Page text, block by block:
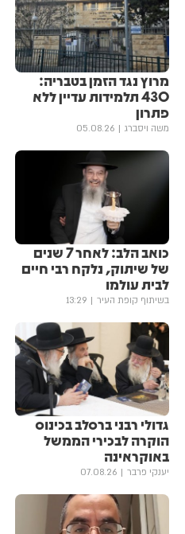
מרוץ נגד הזמן בטבריה:
430 תלמידות עדיין ללא
פתרון
משה ויסברג 05.08.26
כואב הלב: לאחר 7 שנים
של שיתוק, נלקח רבי חיים
לבית עולמו
בשיתוף קופת העיר 13:29
גדולי רבני ברסלב בכינוס
הוקרה לבכירי הממשל
באוקראינה
יענקי פרבר 07.08.26